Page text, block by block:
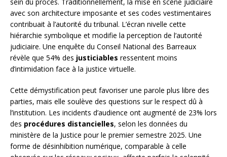
avec son architecture imposante et ses codes vestimentaires
contribuait à l’autorité du tribunal. L’écran nivelle cette
hiérarchie symbolique et modifie la perception de l’autorité
judiciaire. Une enquête du Conseil National des Barreaux
révèle que 54% des justiciables ressentent moins
d’intimidation face à la justice virtuelle.
Cette démystification peut favoriser une parole plus libre des
parties, mais elle soulève des questions sur le respect dû à
l’institution. Les incidents d’audience ont augmenté de 23% lors
des procédures distancielles, selon les données du
ministère de la Justice pour le premier semestre 2025. Une
forme de désinhibition numérique, comparable à celle